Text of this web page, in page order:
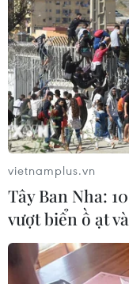
Tấn công
người thiệt
vietnamplus.vn
Tây Ban Nha:
vượt biển ồ ạt